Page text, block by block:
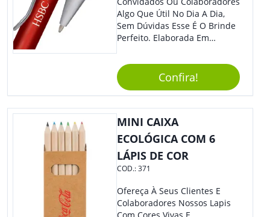
Algo Que Útil No Dia A Dia,
Sem Dúvidas Esse É O Brinde
Perfeito. Elaborada Em
Com Detalhes Em Metal, Essa
Incrível Caneta Esferográfica É
Acionada Na Por Clic Na Parte
Superior.
Confira!
MINI CAIXA
ECOLÓGICA COM 6
LÁPIS DE COR
COD.:371
Ofereça À Seus Clientes E
Colaboradores Nossos Lapis